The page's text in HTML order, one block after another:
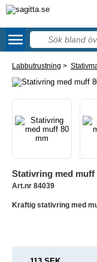
menu
Labbutrustning >
Stativring med muff
Art.nr 84039
Kraftig stativring med